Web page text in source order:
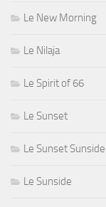
Le New Morning
Le Nilaja
Le Spirit of 66
Le Sunset
Le Sunset Sunside
Le Sunside